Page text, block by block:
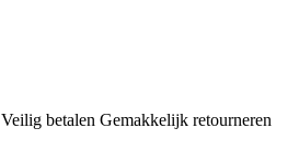
Veilig betalen Gemakkelijk retourneren